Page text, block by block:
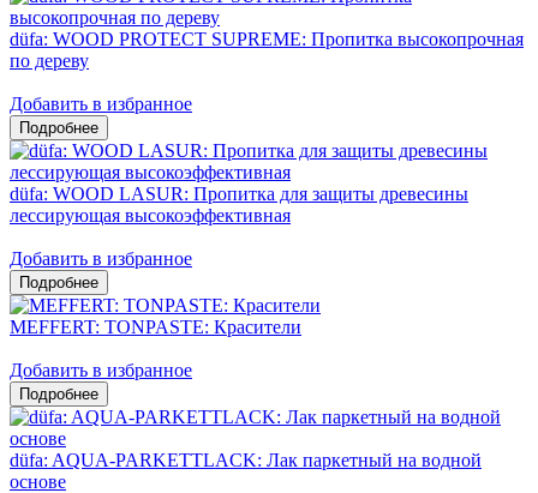
düfa: WOOD PROTECT SUPREME: Пропитка высокопрочная
по дереву
Добавить в избранное
düfa: WOOD LASUR: Пропитка для защиты древесины
лессирующая высокоэффективная
Добавить в избранное
MEFFERT: TONPASTE: Красители
Добавить в избранное
düfa: AQUA-PARKETTLACK: Лак паркетный на водной
основе